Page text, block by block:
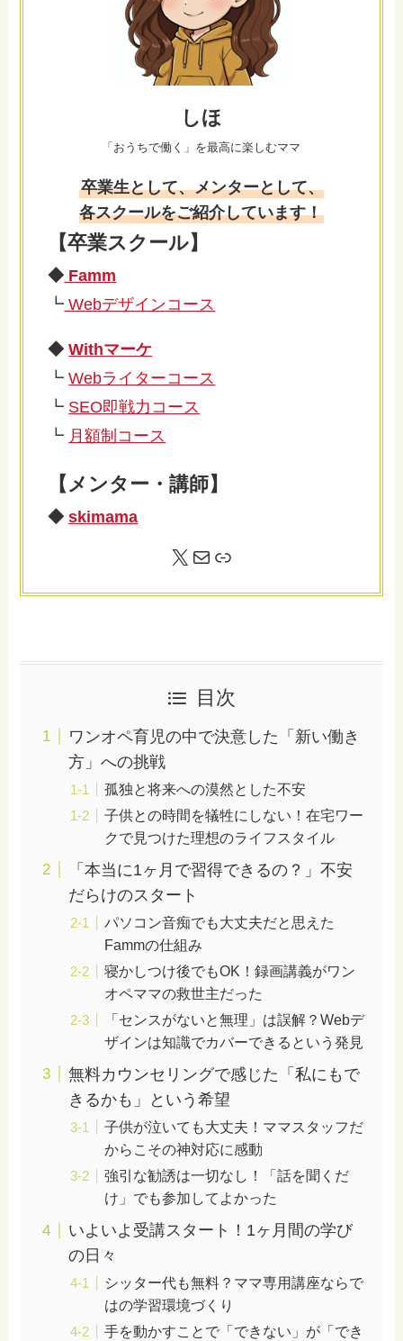
しほ
「おうちで働く」を最高に楽しむママ
卒業生として、メンターとして、
各スクールをご紹介しています！
【卒業スクール】
◆ Famm
┗ Webデザインコース
◆Withマーケ
┗Webライターコース
┗ SEO即戦力コース
┗ 月額制コース
【メンター・講師】
◆skimama
X メール リンク
目次
ワンオペ育児の中で決意した「新い働き
方」への挑戦
孤独と将来への漠然とした不安
子供との時間を犠牲にしない！在宅ワー
クで見つけた理想のライフスタイル
「本当に1ヶ月で習得できるの？」不安
だらけのスタート
パソコン音痴でも大丈夫だと思えた
Fammの仕組み
寝かしつけ後でもOK！録画講義がワン
オペママの救世主だった
「センスがないと無理」は誤解？Webデ
ザインは知識でカバーできるという発見
無料カウンセリングで感じた「私にもで
きるかも」という希望
子供が泣いても大丈夫！ママスタッフだ
からこその神対応に感動
強引な勧誘は一切なし！「話を聞くだ
け」でも参加してよかった
いよいよ受講スタート！1ヶ月間の学び
の日々
シッター代も無料？ママ専用講座ならで
はの学習環境づくり
手を動かすことで「できない」が「でき